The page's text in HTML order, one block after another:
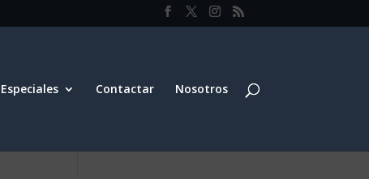
Especiales Contactar Nosotros